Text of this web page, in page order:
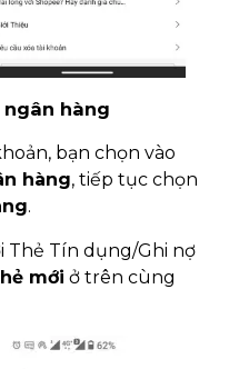
hàng
bạn chọn vào
hàng, tiếp tục chọn
.
Thẻ Tín dụng/Ghi nợ
mới ở trên cùng